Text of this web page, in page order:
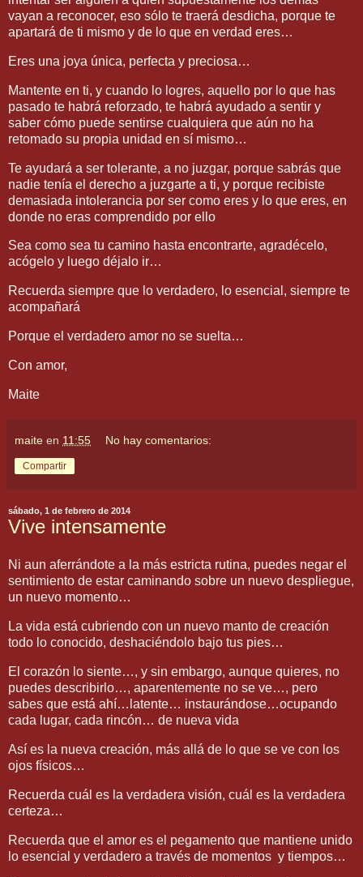
vayan a reconocer, eso sólo te traerá desdicha, porque te
apartará de ti mismo y de lo que en verdad eres…
Eres una joya única, perfecta y preciosa…
Mantente en ti, y cuando lo logres, aquello por lo que has
pasado te habrá reforzado, te habrá ayudado a sentir y
saber cómo puede sentirse cualquiera que aún no ha
retomado su propia unidad en sí mismo…
Te ayudará a ser tolerante, a no juzgar, porque sabrás que
nadie tenía el derecho a juzgarte a ti, y porque recibiste
demasiada intolerancia por ser como eres y lo que eres, en
donde no eras comprendido por ello
Sea como sea tu camino hasta encontrarte, agradécelo,
acógelo y luego déjalo ir…
Recuerda siempre que lo verdadero, lo esencial, siempre te
acompañará
Porque el verdadero amor no se suelta…
Con amor,
Maite
maite en 11:55 No hay comentarios:
Compartir
sábado, 1 de febrero de 2014
Vive intensamente
Ni aun aferrándote a la más estricta rutina, puedes negar el
sentimiento de estar caminando sobre un nuevo despliegue,
un nuevo momento…
La vida está cubriendo con un nuevo manto de creación
todo lo conocido, deshaciéndolo bajo tus pies…
El corazón lo siente…, y sin embargo, aunque quieres, no
puedes describirlo…, aparentemente no se ve…, pero
sabes que está ahí…latente… instaurándose…ocupando
cada lugar, cada rincón… de nueva vida
Así es la nueva creación, más allá de lo que se ve con los
ojos físicos…
Recuerda cuál es la verdadera visión, cuál es la verdadera
certeza…
Recuerda que el amor es el pegamento que mantiene unido
lo esencial y verdadero a través de momentos y tiempos…